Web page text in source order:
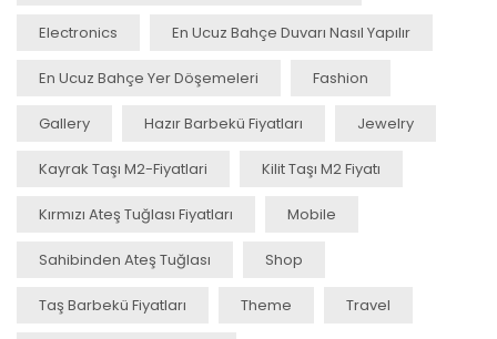
Electronics En Ucuz Bahçe Duvarı Nasıl Yapılır
En Ucuz Bahçe Yer Döşemeleri Fashion
Gallery Hazır Barbekü Fiyatları Jewelry
Kayrak Taşı M2-Fiyatlari Kilit Taşı M2 Fiyatı
Kırmızı Ateş Tuğlası Fiyatları Mobile
Sahibinden Ateş Tuğlası Shop
Taş Barbekü Fiyatları Theme Travel